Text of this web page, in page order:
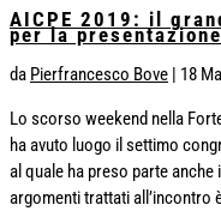
AICPE 2019: il
per la
da Pierfrancesco Bove 18
Lo scorso weekend nella
ha avuto luogo il settimo
al quale ha preso parte
argomenti trattati all’incontro